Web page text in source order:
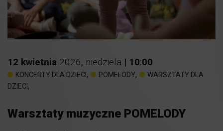
12 kwietnia 2026, niedziela | 10:00
KONCERTY DLA DZIECI , POMELODY,
WARSZTATY DLA
DZIECI ,
Warsztaty muzyczne POMELODY